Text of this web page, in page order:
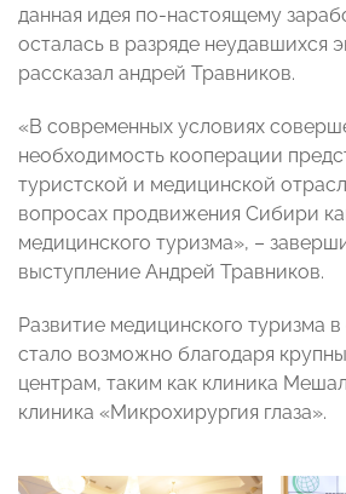
данная идея по-настоящему
осталась в разряде неудавшихся
рассказал андрей Травников.
«В современных условиях
необходимость кооперации
туристской и медицинской
вопросах продвижения Сибири
медицинского туризма», –
выступление Андрей Травников.
Развитие медицинского туризма
стало возможно благодаря
центрам, таким как клиника
клиника «Микрохирургия глаза».